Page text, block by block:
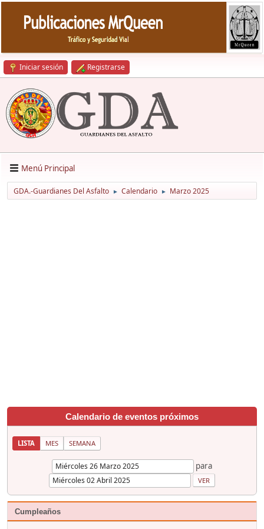
Iniciar sesión Registrarse
Menú Principal
GDA.-Guardianes Del Asfalto ► Calendario ► Marzo 2025
Calendario de eventos próximos
LISTA MES SEMANA
para
Cumpleaños